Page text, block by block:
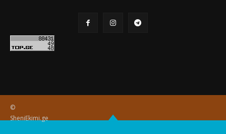
©
SheniEkimi.ge